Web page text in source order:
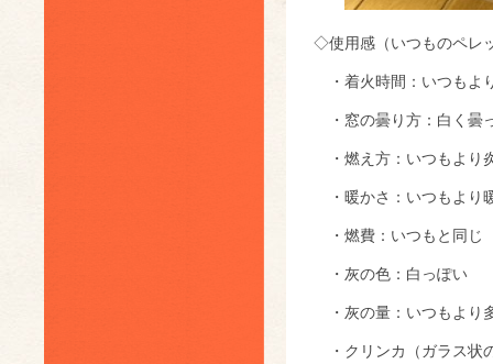
◇使用感（いつものペレ
・着火時間：いつもよ
・窓の曇り方：白く曇
・燃え方：いつもより
・暖かさ：いつもより
・燃費：いつもと同じ
・灰の色：白っぽい
・灰の量：いつもより
・クリンカ（ガラス状